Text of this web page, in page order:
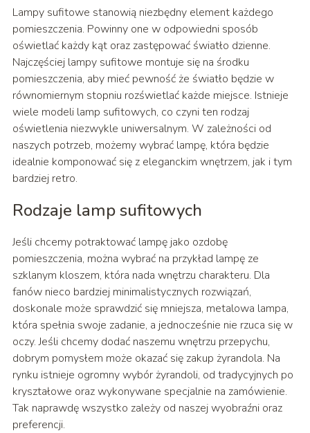
Lampy sufitowe stanowią niezbędny element każdego
pomieszczenia. Powinny one w odpowiedni sposób
oświetlać każdy kąt oraz zastępować światło dzienne.
Najczęściej lampy sufitowe montuje się na środku
pomieszczenia, aby mieć pewność że światło będzie w
równomiernym stopniu rozświetlać każde miejsce. Istnieje
wiele modeli lamp sufitowych, co czyni ten rodzaj
oświetlenia niezwykle uniwersalnym. W zależności od
naszych potrzeb, możemy wybrać lampę, która będzie
idealnie komponować się z eleganckim wnętrzem, jak i tym
bardziej retro.
Rodzaje lamp sufitowych
Jeśli chcemy potraktować lampę jako ozdobę
pomieszczenia, można wybrać na przykład lampę ze
szklanym kloszem, która nada wnętrzu charakteru. Dla
fanów nieco bardziej minimalistycznych rozwiązań,
doskonale może sprawdzić się mniejsza, metalowa lampa,
która spełnia swoje zadanie, a jednocześnie nie rzuca się w
oczy. Jeśli chcemy dodać naszemu wnętrzu przepychu,
dobrym pomysłem może okazać się zakup żyrandola. Na
rynku istnieje ogromny wybór żyrandoli, od tradycyjnych po
kryształowe oraz wykonywane specjalnie na zamówienie.
Tak naprawdę wszystko zależy od naszej wyobraźni oraz
preferencji.